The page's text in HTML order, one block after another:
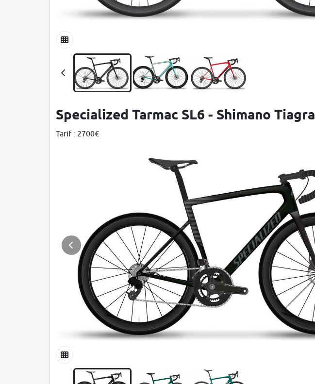
Specialized Tarmac SL6 - Shimano Tiagra
Tarif : 2700€